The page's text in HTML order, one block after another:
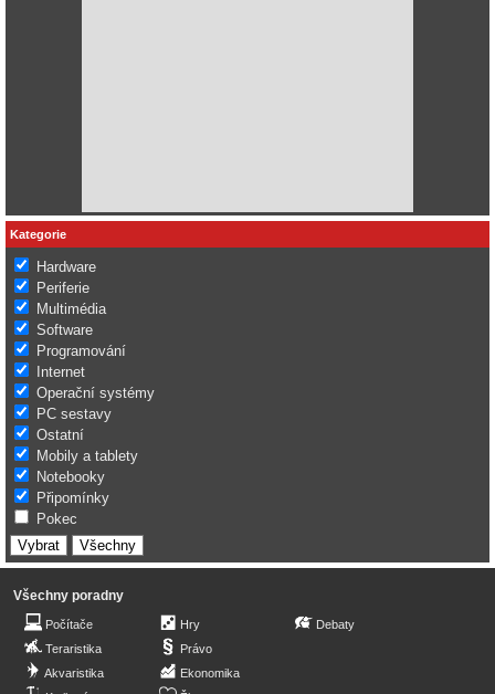
Kategorie
Hardware
Periferie
Multimédia
Software
Programování
Internet
Operační systémy
PC sestavy
Ostatní
Mobily a tablety
Notebooky
Připomínky
Pokec
Všechny poradny
Počítače
Teraristika
Akvaristika
Hry
Právo
Ekonomika
Debaty